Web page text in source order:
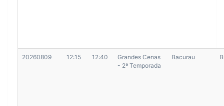
20260809 12:15 12:40
Grandes Cenas
- 2ª Temporada
Bacurau